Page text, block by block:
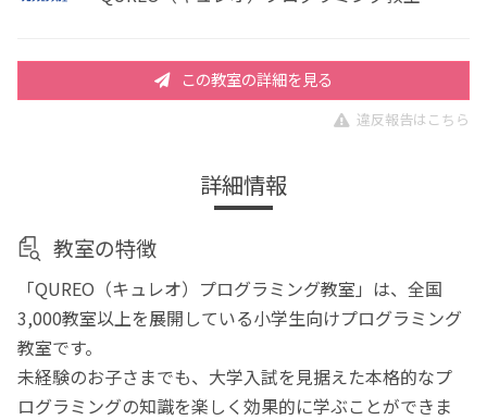
この教室の詳細を見る
違反報告はこちら
詳細情報
教室の特徴
「QUREO（キュレオ）プログラミング教室」は、全国
3,000教室以上を展開している小学生向けプログラミング
教室です。
未経験のお子さまでも、大学入試を見据えた本格的なプ
ログラミングの知識を楽しく効果的に学ぶことができま